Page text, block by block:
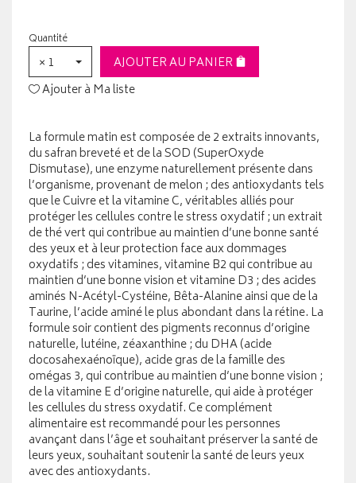
Quantité
× 1
AJOUTER AU PANIER
Ajouter à Ma liste
La formule matin est composée de 2 extraits innovants,
du safran breveté et de la SOD (SuperOxyde
Dismutase), une enzyme naturellement présente dans
l’organisme, provenant de melon ; des antioxydants tels
que le Cuivre et la vitamine C, véritables alliés pour
protéger les cellules contre le stress oxydatif ; un extrait
de thé vert qui contribue au maintien d’une bonne santé
des yeux et à leur protection face aux dommages
oxydatifs ; des vitamines, vitamine B2 qui contribue au
maintien d’une bonne vision et vitamine D3 ; des acides
aminés N-Acétyl-Cystéine, Bêta-Alanine ainsi que de la
Taurine, l’acide aminé le plus abondant dans la rétine. La
formule soir contient des pigments reconnus d’origine
naturelle, lutéine, zéaxanthine ; du DHA (acide
docosahexaénoïque), acide gras de la famille des
omégas 3, qui contribue au maintien d’une bonne vision ;
de la vitamine E d’origine naturelle, qui aide à protéger
les cellules du stress oxydatif. Ce complément
alimentaire est recommandé pour les personnes
avançant dans l’âge et souhaitant préserver la santé de
leurs yeux, souhaitant soutenir la santé de leurs yeux
avec des antioxydants.